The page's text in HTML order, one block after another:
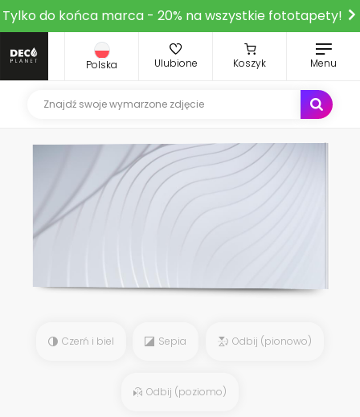
Tylko do końca marca - 20% na wszystkie fototapety!
Polska Ulubione Koszyk Menu
Czerń i biel Sepia Odbij (pionowo)
Odbij (poziomo)